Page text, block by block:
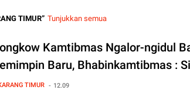
TIMUR Tunjukkan semua
Kamtibmas Ngalor-ngidul
Baru, Bhabinkamtibmas :
Kita Dukung Untuk
TIMUR 12.09